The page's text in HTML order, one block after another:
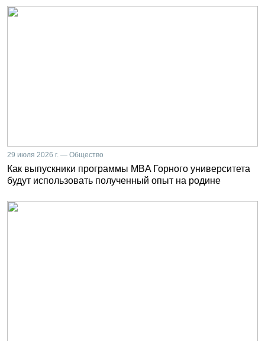
29 июля 2026 г. — Общество
Как выпускники программы MBA Горного университета
будут использовать полученный опыт на родине